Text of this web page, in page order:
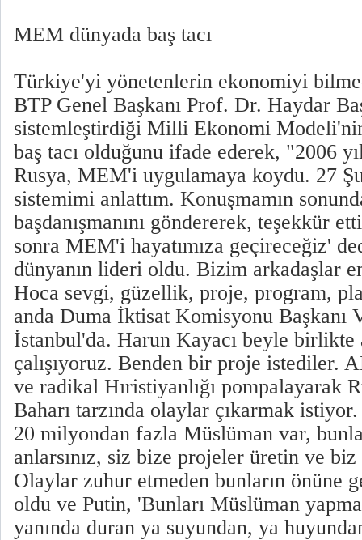
MEM dünyada baş tacı
Türkiye'yi yönetenlerin ekonomiyi
BTP Genel Başkanı Prof. Dr. Haydar
sistemleştirdiği Milli Ekonomi
baş tacı olduğunu ifade ederek, "2006
Rusya, MEM'i uygulamaya koydu. 27
sistemimi anlattım. Konuşmamın
başdanışmanını göndererek, teşekkür
sonra MEM'i hayatımıza geçireceğiz'
dünyanın lideri oldu. Bizim arkadaşlar
Hoca sevgi, güzellik, proje, program,
anda Duma İktisat Komisyonu
İstanbul'da. Harun Kayacı beyle birlikte
çalışıyoruz. Benden bir proje istediler.
ve radikal Hıristiyanlığı pompalayarak
Baharı tarzında olaylar çıkarmak
20 milyondan fazla Müslüman var,
anlarsınız, siz bize projeler üretin ve
Olaylar zuhur etmeden bunların önüne
oldu ve Putin, 'Bunları Müslüman
yanında duran ya suyundan, ya